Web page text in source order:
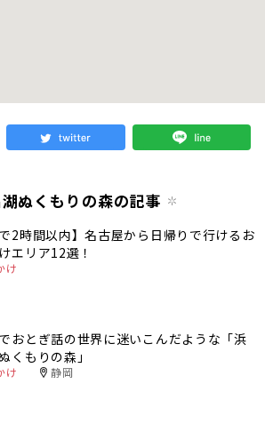
ぬくもりの森の記事
で2時間以内】名古屋から日帰りで行けるお
エリア12選！
け
おとぎ話の世界に迷いこんだような「浜
くもりの森」
け 静岡